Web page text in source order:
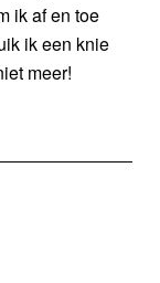
ik af en toe
ik een knie
meer!